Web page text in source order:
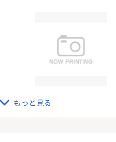
ブルーライン「センター北」港北ファミールガーデンC棟 もっと見る